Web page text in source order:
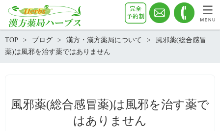
TOP ブログ 漢方・漢方薬局について
風邪薬(総合感冒
薬)は風邪を治す薬ではありません
風邪薬(総合感冒薬)は風邪を治す薬で
はありません